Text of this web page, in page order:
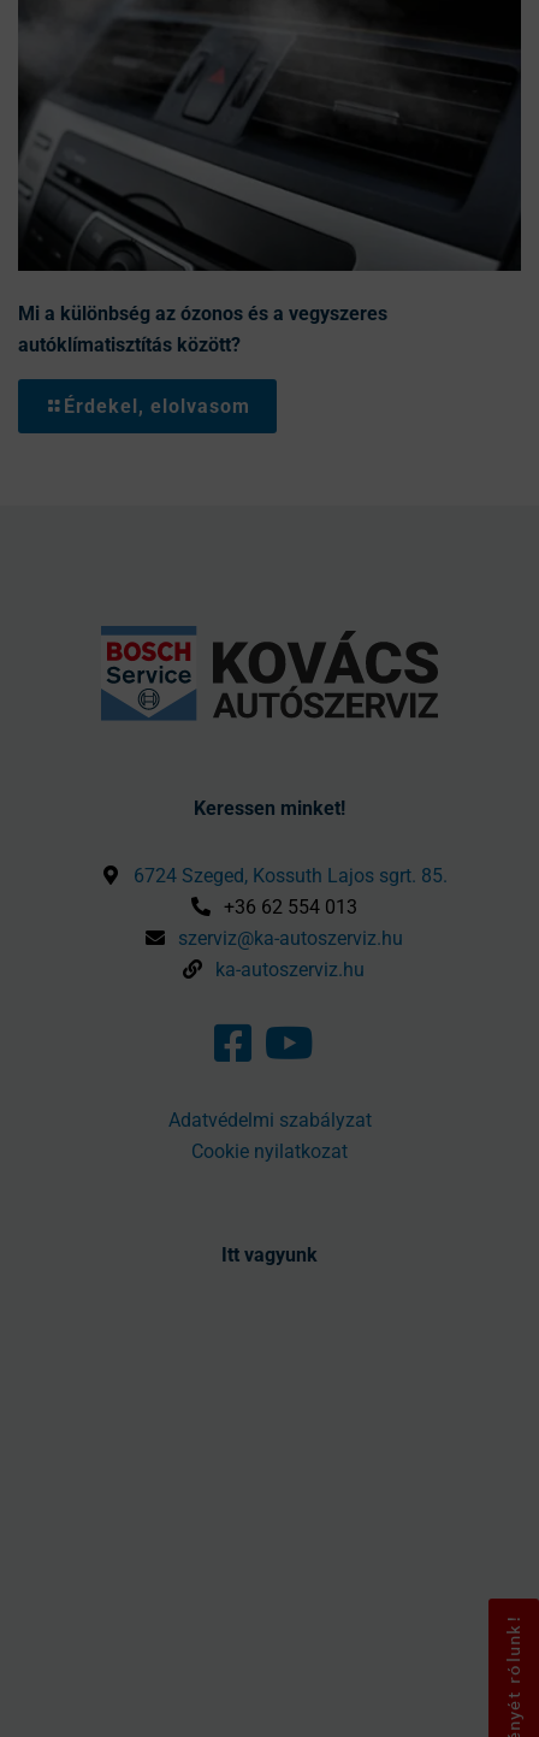
Mi a különbség az ózonos és a vegyszeres
autóklímatisztítás között?
Érdekel, elolvasom
Keressen minket!
6724 Szeged, Kossuth Lajos sgrt. 85.
+36 62 554 013
szerviz@ka-autoszerviz.hu
ka-autoszerviz.hu
Adatvédelmi szabályzat
Cookie nyilatkozat
Itt vagyunk